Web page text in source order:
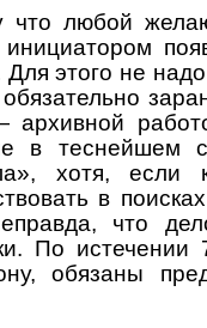
что любой
этого не
в теснейшем
хотя, если
в
что
По истечении
обязаны